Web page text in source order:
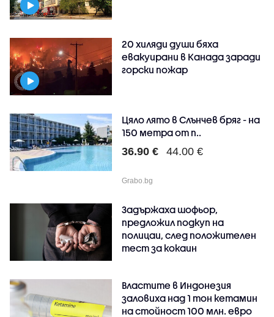
20 хиляди души бяха
евакуирани в Канада заради
горски пожар
Цяло лято в Слънчев бряг - на
150 метра от п..
36.90 € 44.00 €
Grabo.bg
Задържаха шофьор,
предложил подкуп на
полицаи, след положителен
тест за кокаин
Властите в Индонезия
заловиха над 1 тон кетамин
на стойност 100 млн. евро